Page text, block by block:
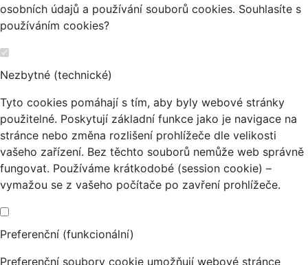
osobních údajů a používání souborů cookies. Souhlasíte s
používáním cookies?
Nezbytné (technické)
Tyto cookies pomáhají s tím, aby byly webové stránky
použitelné. Poskytují základní funkce jako je navigace na
stránce nebo změna rozlišení prohlížeče dle velikosti
vašeho zařízení. Bez těchto souborů nemůže web správně
fungovat. Používáme krátkodobé (session cookie) –
vymažou se z vašeho počítače po zavření prohlížeče.
Preferenční (funkcionální)
Preferenční soubory cookie umožňují webové stránce